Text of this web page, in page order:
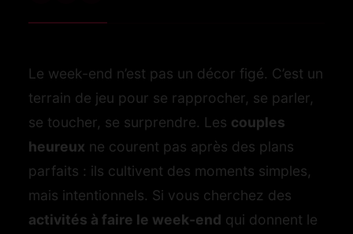
Le week-end n’est pas un décor figé. C’est un
terrain de jeu pour se rapprocher, se parler,
se toucher, se surprendre. Les couples
heureux ne courent pas après des plans
parfaits : ils cultivent des moments simples,
mais intentionnels. Si vous cherchez des
activités à faire le week-end qui donnent le